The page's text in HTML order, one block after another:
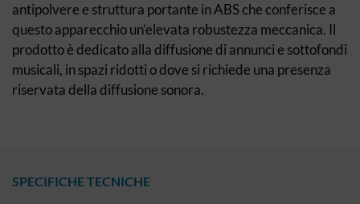
antipolvere e struttura portante in ABS che conferisce a
questo apparecchio un’elevata robustezza meccanica. Il
prodotto è dedicato alla diffusione di annunci e sottofondi
musicali, in spazi ridotti o dove si richiede una presenza
riservata della diffusione sonora.
SPECIFICHE TECNICHE